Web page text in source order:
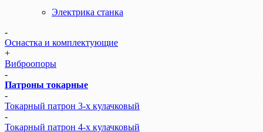
Электрика станка
-
Оснастка и комплектующие
+
Виброопоры
-
Патроны токарные
-
Токарный патрон 3-х кулачковый
-
Токарный патрон 4-х кулачковый